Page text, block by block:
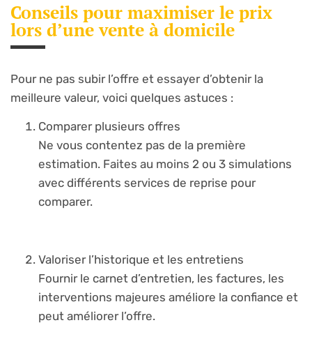
Conseils pour maximiser le prix
lors d’une vente à domicile
Pour ne pas subir l’offre et essayer d’obtenir la
meilleure valeur, voici quelques astuces :
Comparer plusieurs offres
Ne vous contentez pas de la première
estimation. Faites au moins 2 ou 3 simulations
avec différents services de reprise pour
comparer.
Valoriser l’historique et les entretiens
Fournir le carnet d’entretien, les factures, les
interventions majeures améliore la confiance et
peut améliorer l’offre.